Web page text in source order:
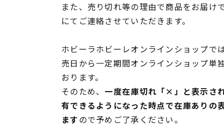
また、売り切れ等の理由で商品をお届け
にてご連絡させていただきます。
ホビーラホビーレオンラインショップで
売日から一定期間オンラインショップ単
おります。
そのため、 一度在庫切れ「×」と表示さ
有できるようになった時点で在庫ありの
ますので予めご了承ください。